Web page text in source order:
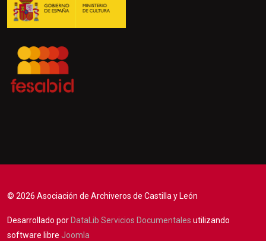
© 2026 Asociación de Archiveros de Castilla y León
Desarrollado por DataLib Servicios Documentales utilizando
software libre Joomla